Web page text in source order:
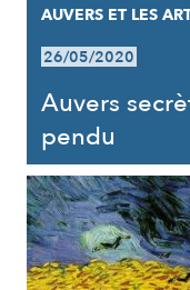
AUVERS ET LES
26/05/2020
Auvers
pendu